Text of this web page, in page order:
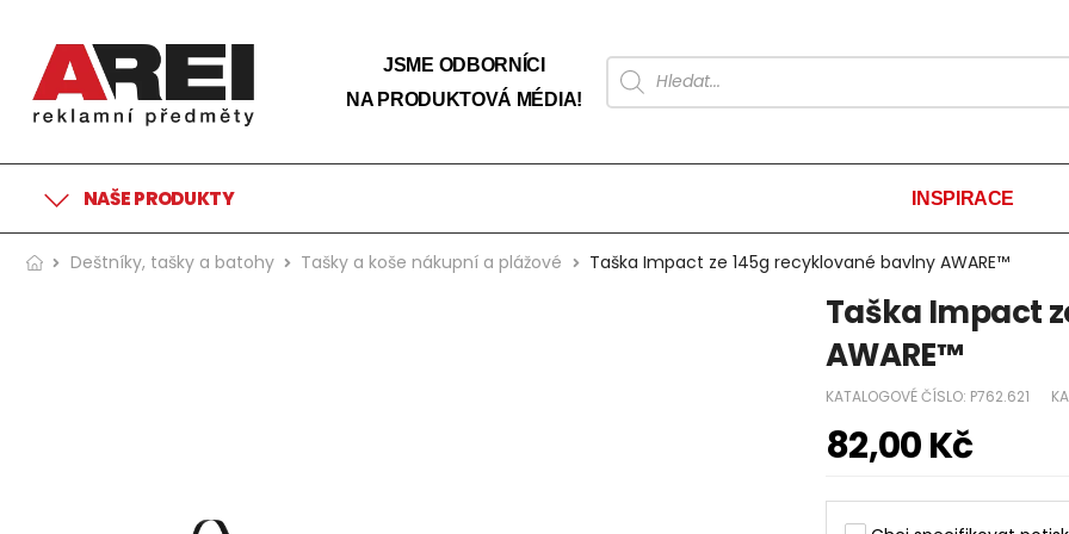
JSME ODBORNÍCI
NA PRODUKTOVÁ MÉDIA!
NAŠE PRODUKTY INSPIRACE
Deštníky, tašky a batohy Tašky a koše nákupní a plážové Taška Impact ze 145g recyklované bavlny AWARE™
Taška Impact
AWARE™
KATALOGOVÉ ČÍSLO: P762.621
82,00Kč